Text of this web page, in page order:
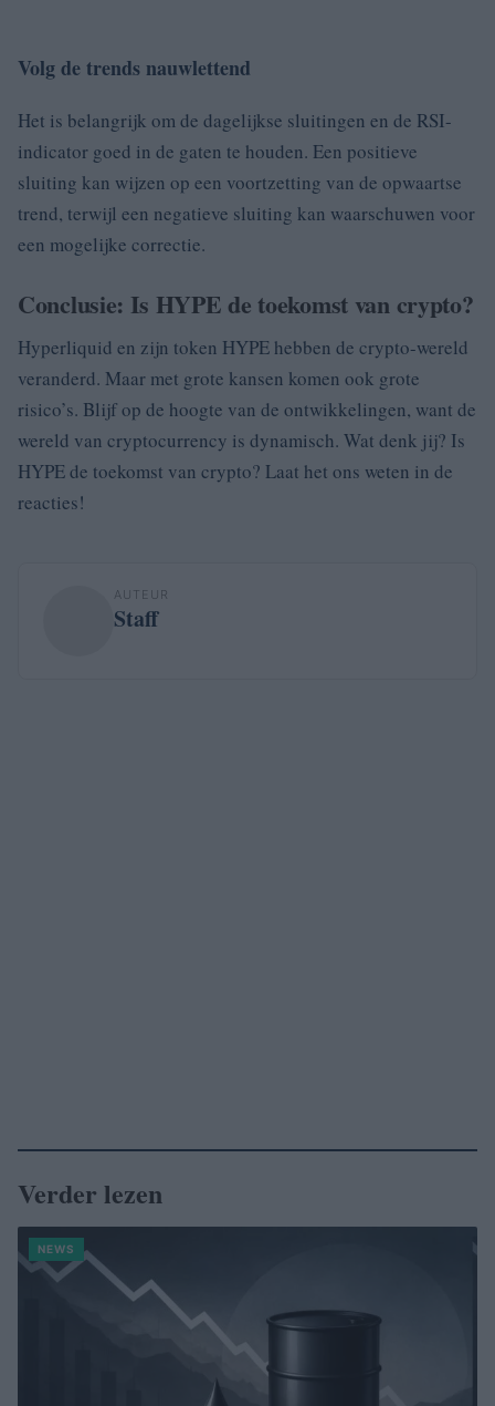
Volg de trends nauwlettend
Het is belangrijk om de dagelijkse sluitingen en de RSI-
indicator goed in de gaten te houden. Een positieve
sluiting kan wijzen op een voortzetting van de opwaartse
trend, terwijl een negatieve sluiting kan waarschuwen voor
een mogelijke correctie.
Conclusie: Is HYPE de toekomst van crypto?
Hyperliquid en zijn token HYPE hebben de crypto-wereld
veranderd. Maar met grote kansen komen ook grote
risico’s. Blijf op de hoogte van de ontwikkelingen, want de
wereld van cryptocurrency is dynamisch. Wat denk jij? Is
HYPE de toekomst van crypto? Laat het ons weten in de
reacties!
AUTEUR
Staff
Verder lezen
NEWS